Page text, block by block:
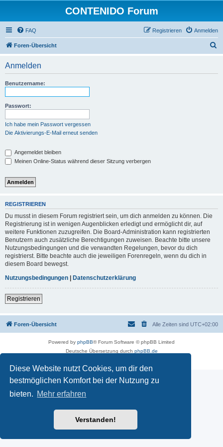
Diese Website nutzt Cookies, um dir den
bestmöglichen Komfort bei der Nutzung zu
bieten. Mehr erfahren
Verstanden!
CONTENIDO Forum
FAQ Anmelden
Registrieren
Foren-Übersicht
Anmelden
Benutzername:
Passwort:
Ich habe mein Passwort vergessen
Die Aktivierungs-E-Mail erneut senden
Angemeldet bleiben
Meinen Online-Status während dieser Sitzung verbergen
REGISTRIEREN
Du musst in diesem Forum registriert sein, um dich anmelden zu können. Die
Registrierung ist in wenigen Augenblicken erledigt und ermöglicht dir, auf
weitere Funktionen zuzugreifen. Die Board-Administration kann registrierten
Benutzern auch zusätzliche Berechtigungen zuweisen. Beachte bitte unsere
Nutzungsbedingungen und die verwandten Regelungen, bevor du dich
registrierst. Bitte beachte auch die jeweiligen Forenregeln, wenn du dich in
diesem Board bewegst.
Nutzungsbedingungen | Datenschutzerklärung
Registrieren
Foren-Übersicht Alle Zeiten sind UTC+02:00
Powered by phpBB® Forum Software © phpBB Limited
Deutsche Übersetzung durch phpBB.de